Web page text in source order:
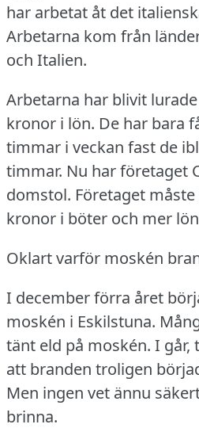
har arbetat åt det
Arbetarna kom från
och Italien.
Arbetarna har blivit
kronor i lön. De har bara
timmar i veckan fast de
timmar. Nu har företaget
domstol. Företaget
kronor i böter och mer
Oklart varför moskén
I december förra året
moskén i Eskilstuna.
tänt eld på moskén. I går,
att branden troligen
Men ingen vet ännu
brinna.